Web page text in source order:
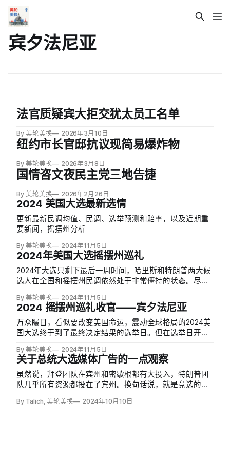
宾夕法尼亚
法官质疑宾大拒交犹太员工名单
By 美轮美换 2026年3月10日
纽约市长官邸抗议现简易爆炸物
By 美轮美换 2026年3月8日
国情咨文夜民主党三地告捷
By 美轮美换 2026年2月26日
2024 美国大选最新选情
更新最新民调均值、民调、选举预测和赔率，以及近期重
要新闻，摇摆州分析
By 美轮美换 2024年11月5日
2024年美国大选摇摆州巡礼
2024年大选只剩下最后一周时间，哈里斯和特朗普两大候
选人在全国和摇摆州民调依然处于非常僵持的状态。尽管
锁定了胜局，但民调所显示的，依然是一个难分伯仲的五
五开式选举，任何一方，都有可能在这种 「肉搏局」 中笑
到最后。
By 美轮美换 2024年11月5日
2024 摇摆州巡礼收官——宾夕法尼亚
万众瞩目，看似要改变美国命运，震动全球格局的2024美
国大选终于到了最终决定结果的选举日。但在选举日开票
宾夕法尼亚。
By 美轮美换 2024年11月5日
关于总统大选媒体广告的一点观察
虽然说，拜登团队在宾州和密歇根都有大投入，特朗普团
队几乎所有资源都投在了宾州。换句话说，就是竞选的焦
这一点，就是谁赢下了宾州，谁就赢下了大选。
By Talich, 美轮美换 2024年10月10日